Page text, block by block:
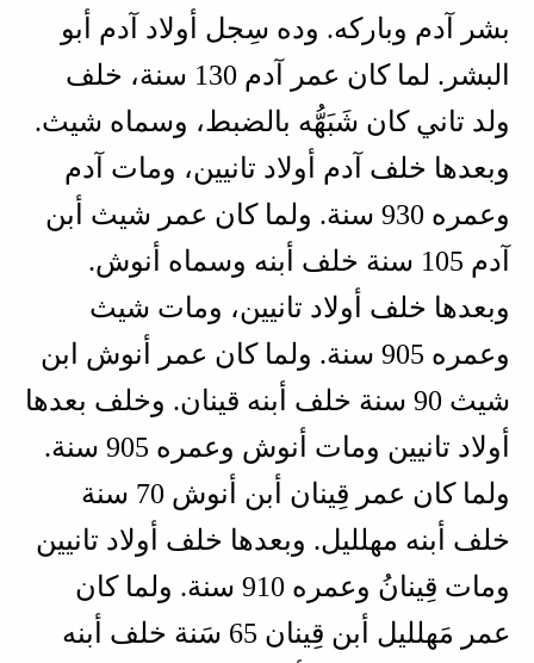
بشر آدم وباركه. وده سِجل أولاد آدم أبو
البشر. لما كان عمر آدم 130 سنة، خلف
ولد تاني كان شَبَهُّه بالضبط، وسماه شيث.
وبعدها خلف آدم أولاد تانيين، ومات آدم
وعمره 930 سنة. ولما كان عمر شيث أبن
آدم 105 سنة خلف أبنه وسماه أنوش.
وبعدها خلف أولاد تانيين، ومات شيث
وعمره 905 سنة. ولما كان عمر أنوش ابن
شيث 90 سنة خلف أبنه قينان. وخلف بعدها
أولاد تانيين ومات أنوش وعمره 905 سنة.
ولما كان عمر قِينان أبن أنوش 70 سنة
خلف أبنه مهلليل. وبعدها خلف أولاد تانيين
ومات قِينانُ وعمره 910 سنة. ولما كان
عمر مَهلليل أبن قِينان 65 سَنة خلف أبنه